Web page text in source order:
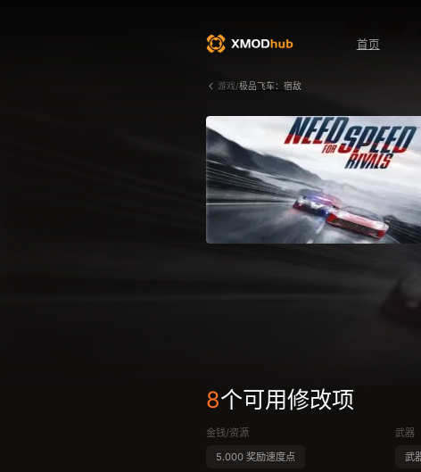
首页
游戏/极品飞车：宿敌
8个可用修改项
金钱/资源
5.000 奖励速度点
武器
武